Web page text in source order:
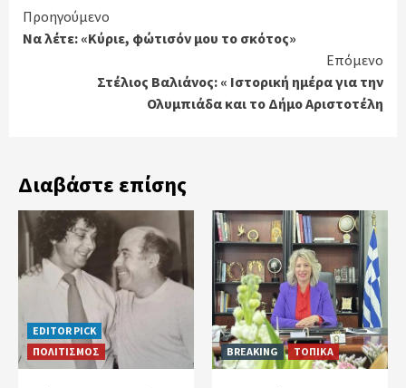
Continue
Reading
Προηγούμενο
Να λέτε: «Κύριε, φώτισόν μου το σκότος»
Επόμενο
Στέλιος Βαλιάνος: « Ιστορική ημέρα για την
Ολυμπιάδα και το Δήμο Αριστοτέλη
Διαβάστε επίσης
EDITOR PICK
ΠΟΛΙΤΙΣΜΟΣ
BREAKING ΤΟΠΙΚΑ